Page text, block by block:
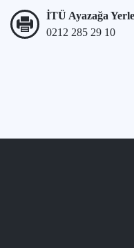
İTÜ Ayazağa
0212 285 29 10